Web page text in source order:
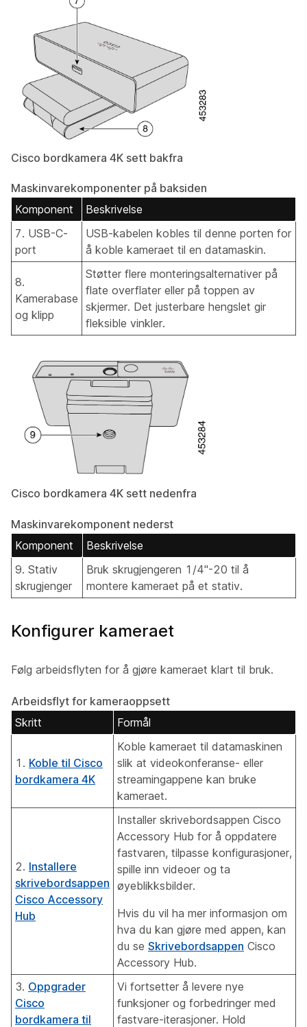
Cisco bordkamera 4K sett bakfra
Maskinvarekomponenter på baksiden
Komponent
Beskrivelse
7. USB-C-
port
USB-kabelen kobles til denne porten for
å koble kameraet til en datamaskin.
8.
Kamerabase
og klipp
Støtter flere monteringsalternativer på
flate overflater eller på toppen av
skjermer. Det justerbare hengslet gir
fleksible vinkler.
Cisco bordkamera 4K sett nedenfra
Maskinvarekomponent nederst
Komponent
Beskrivelse
9. Stativ
skrugjenger
Bruk skrugjengeren 1/4"-20 til å
montere kameraet på et stativ.
Konfigurer kameraet
Følg arbeidsflyten for å gjøre kameraet klart til bruk.
Arbeidsflyt for kameraoppsett
Skritt
Formål
1. Koble til Cisco
bordkamera 4K
Koble kameraet til datamaskinen
slik at videokonferanse- eller
streamingappene kan bruke
kameraet.
2. Installere
skrivebordsappen
Cisco Accessory
Hub
Installer skrivebordsappen Cisco
Accessory Hub for å oppdatere
fastvaren, tilpasse konfigurasjoner,
spille inn videoer og ta
øyeblikksbilder.
Hvis du vil ha mer informasjon om
hva du kan gjøre med appen, kan
du se Skrivebordsappen Cisco
Accessory Hub.
3. Oppgrader
Cisco
bordkamera til
Vi fortsetter å levere nye
funksjoner og forbedringer med
fastvare-iterasjoner. Hold